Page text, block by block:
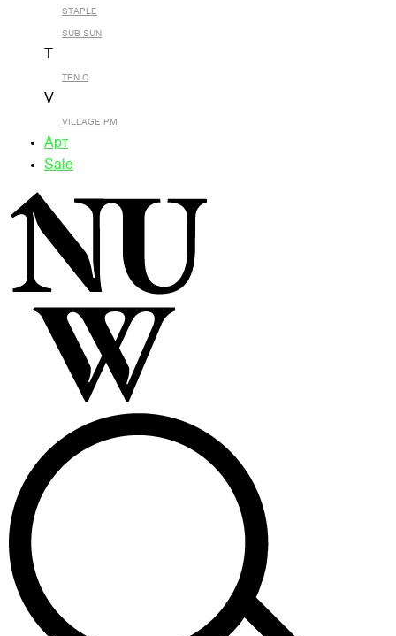
STAPLE
SUB SUN
TEN C
V
VILLAGE PM
Арт
Sale